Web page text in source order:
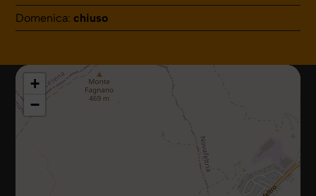
Domenica:chiuso
+
−
47867 Via Campiano, 10, Talamello (Rimini)